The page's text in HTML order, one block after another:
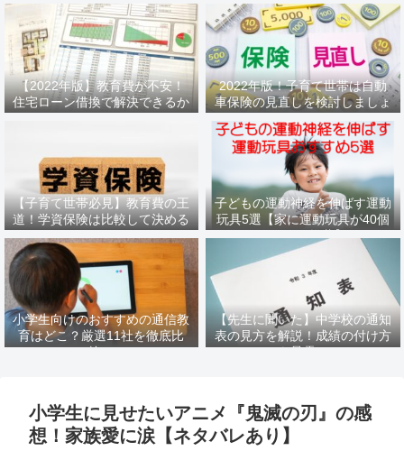
【2022年版】教育費が不安！
住宅ローン借換で解決できるか
2022年版！子育て世帯は自動
車保険の見直しを検討しましょ
【子育て世帯必見】教育費の王
道！学資保険は比較して決める
べき
子どもの運動神経を伸ばす運動
玩具5選【家に運動玩具が40個
あるパパ推薦】
小学生向けのおすすめの通信教
育はどこ？厳選11社を徹底比
較！
【先生に聞いた】中学校の通知
表の見方を解説！成績の付け方
も暴露！
小学生に見せたいアニメ『鬼滅の刃』の感
想！家族愛に涙【ネタバレあり】